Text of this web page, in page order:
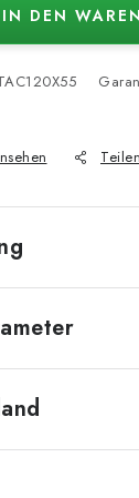
IN DEN
Teilen